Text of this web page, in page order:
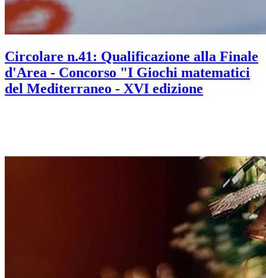
Circolare n.41: Qualificazione alla Finale
d'Area - Concorso "I Giochi matematici
del Mediterraneo - XVI edizione